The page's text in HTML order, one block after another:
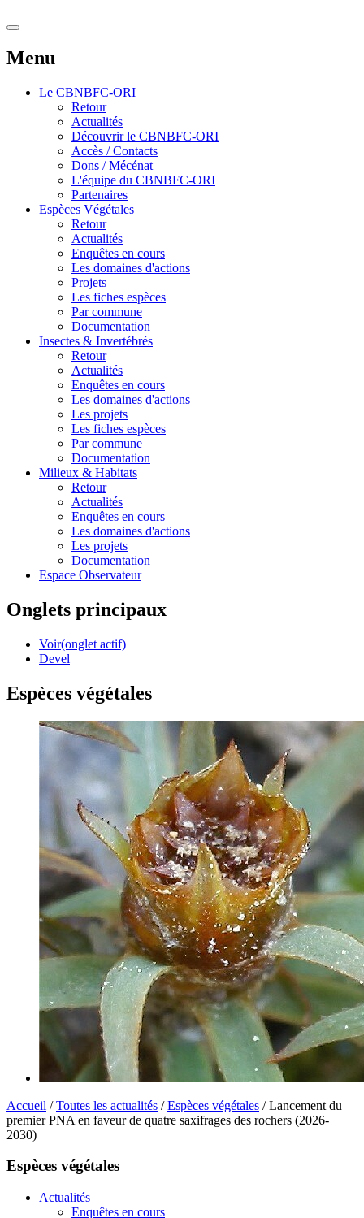
Menu
Le CBNBFC-ORI
Retour
Actualités
Découvrir le CBNBFC-ORI
Accès / Contacts
Dons / Mécénat
L'équipe du CBNBFC-ORI
Partenaires
Espèces Végétales
Retour
Actualités
Enquêtes en cours
Les domaines d'actions
Projets
Les fiches espèces
Par commune
Documentation
Insectes & Invertébrés
Retour
Actualités
Enquêtes en cours
Les domaines d'actions
Les projets
Les fiches espèces
Par commune
Documentation
Milieux & Habitats
Retour
Actualités
Enquêtes en cours
Les domaines d'actions
Les projets
Documentation
Espace Observateur
Onglets principaux
Voir(onglet actif)
Devel
Espèces végétales
Accueil /Toutes les actualités /Espèces végétales / Lancement du
premier PNA en faveur de quatre saxifrages des rochers (2026-
2030)
Espèces végétales
Actualités
Enquêtes en cours